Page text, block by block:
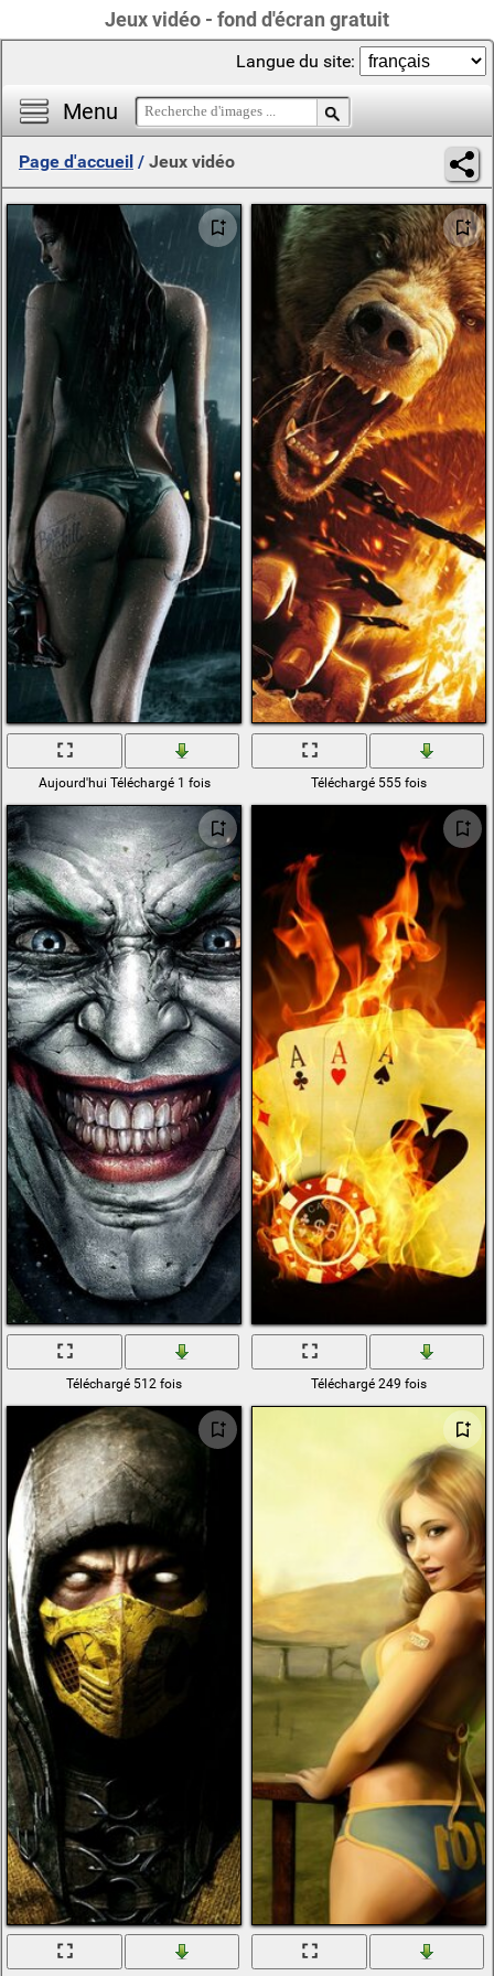
Jeux vidéo - fond d'écran gratuit
Menu
Langue du site:
Page d'accueil / Jeux vidéo
Aujourd'hui Téléchargé 1 fois Téléchargé 555 fois
Téléchargé 512 fois Téléchargé 249 fois